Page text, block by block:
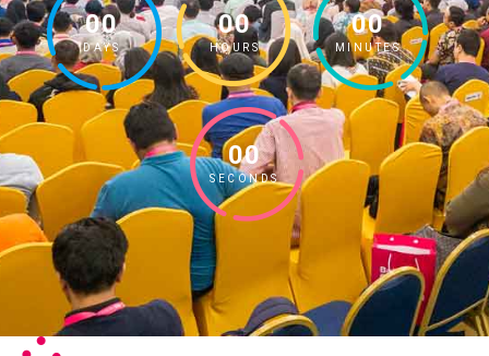
00
DAYS
00
HOURS
00
MINUTES
00
SECONDS